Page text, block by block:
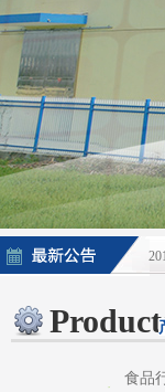
淀
不
食品